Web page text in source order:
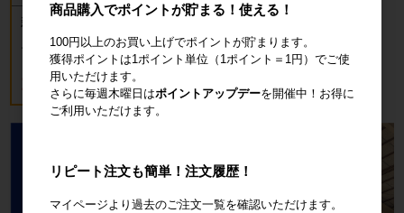
新品 カゴ台車 ロールボックスパレッ
ト(樹脂底板) W850×D650×H1700mm
ブルー
18,700円税込20,570円
商品購入でポイントが貯まる！使える！
100円以上のお買い上げでポイントが貯まります。
獲得ポイントは1ポイント単位（1ポイント＝1円）でご使
用いただけます。
さらに毎週木曜日はポイントアップデーを開催中！お得に
ご利用いただけます。
リピート注文も簡単！注文履歴！
マイページより過去のご注文一覧を確認いただけます。